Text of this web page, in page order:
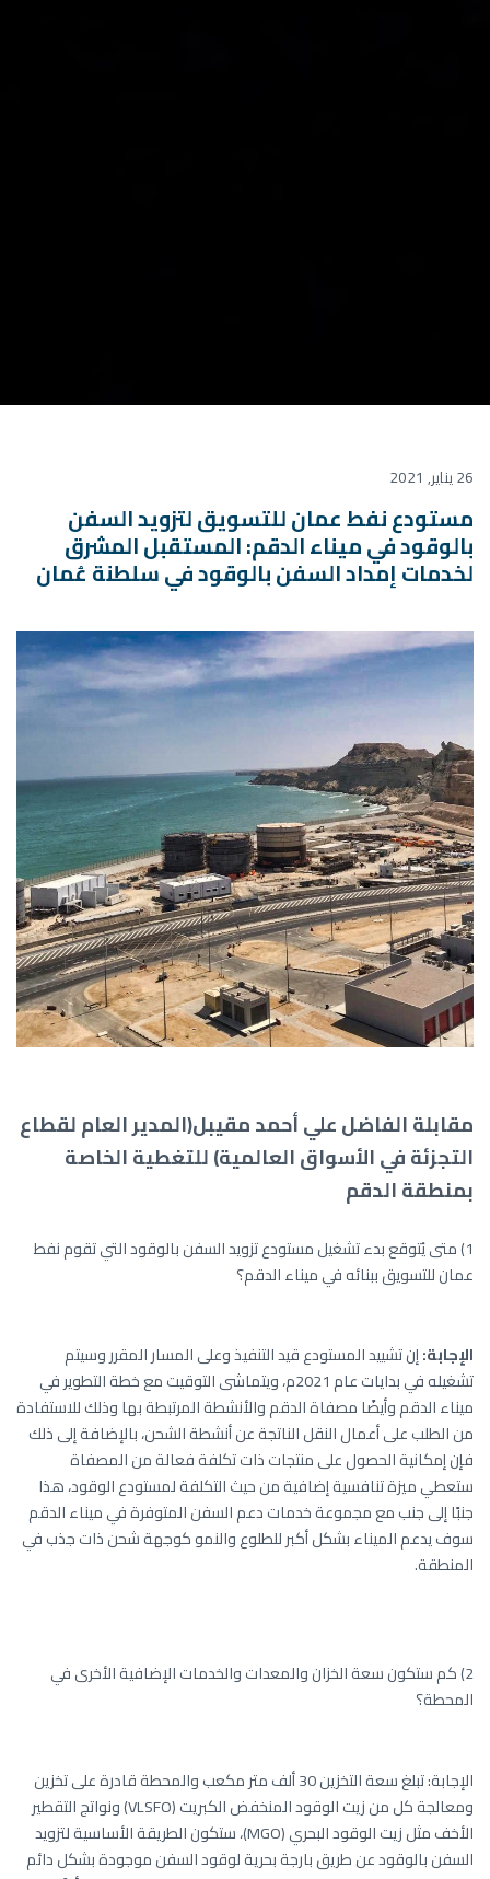
26 يناير, 2021
مستودع نفط عمان للتسويق لتزويد السفن
بالوقود في ميناء الدقم: المستقبل المشرق
لخدمات إمداد السفن بالوقود في سلطنة عُمان
مقابلة الفاضل علي أحمد مقيبل(المدير العام لقطاع
التجزئة في الأسواق العالمية) للتغطية الخاصة
بمنطقة الدقم
1) متى يُتوقع بدء تشغيل مستودع تزويد السفن بالوقود التي تقوم نفط
عمان للتسويق ببنائه في ميناء الدقم؟
الإجابة:إن تشييد المستودع قيد التنفيذ وعلى المسار المقرر وسيتم
تشغيله في بدايات عام 2021م، ويتماشى التوقيت مع خطة التطوير في
ميناء الدقم وأيضًا مصفاة الدقم والأنشطة المرتبطة بها وذلك للاستفادة
من الطلب على أعمال النقل الناتجة عن أنشطة الشحن، بالإضافة إلى ذلك
فإن إمكانية الحصول على منتجات ذات تكلفة فعالة من المصفاة
ستعطي ميزة تنافسية إضافية من حيث التكلفة لمستودع الوقود، هذا
جنبًا إلى جنب مع مجموعة خدمات دعم السفن المتوفرة في ميناء الدقم
سوف يدعم الميناء بشكل أكبر للطلوع والنمو كوجهة شحن ذات جذب في
المنطقة.
2) كم ستكون سعة الخزان والمعدات والخدمات الإضافية الأخرى في
المحطة؟
الإجابة: تبلغ سعة التخزين 30 ألف متر مكعب والمحطة قادرة على تخزين
ومعالجة كل من زيت الوقود المنخفض الكبريت (VLSFO) ونواتج التقطير
الأخف مثل زيت الوقود البحري (MGO)، ستكون الطريقة الأساسية لتزويد
السفن بالوقود عن طريق بارجة بحرية لوقود السفن موجودة بشكل دائم